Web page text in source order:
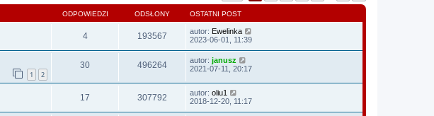
ODPOWIEDZI ODSŁONY OSTATNI POST
4 193567 autor: Ewelinka
2023-06-01, 11:39
1 2
30 496264 autor: janusz
2021-07-11, 20:17
17 307792 autor: oliu1
2018-12-20, 11:17